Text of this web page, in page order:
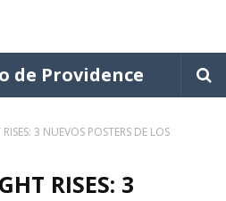
de Providence
3 NUEVOS POSTERS DE LOS
RISES: 3